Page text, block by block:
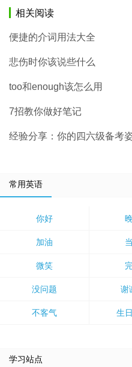
相关阅读
便捷的介词用法大全
悲伤时你该说些什么
too和enough该怎么用
7招教你做好笔记
经验分享：你的四六级备考
常用英语
你好
加油
微笑
没问题 谢
不客气 生
学习站点